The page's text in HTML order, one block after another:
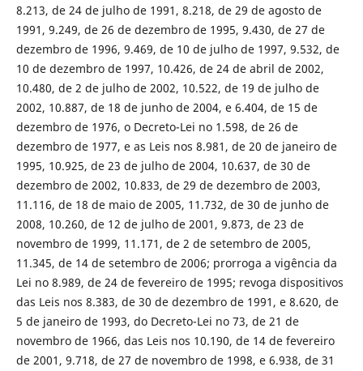
8.213, de 24 de julho de 1991, 8.218, de 29 de agosto de
1991, 9.249, de 26 de dezembro de 1995, 9.430, de 27 de
dezembro de 1996, 9.469, de 10 de julho de 1997, 9.532, de
10 de dezembro de 1997, 10.426, de 24 de abril de 2002,
10.480, de 2 de julho de 2002, 10.522, de 19 de julho de
2002, 10.887, de 18 de junho de 2004, e 6.404, de 15 de
dezembro de 1976, o Decreto-Lei no 1.598, de 26 de
dezembro de 1977, e as Leis nos 8.981, de 20 de janeiro de
1995, 10.925, de 23 de julho de 2004, 10.637, de 30 de
dezembro de 2002, 10.833, de 29 de dezembro de 2003,
11.116, de 18 de maio de 2005, 11.732, de 30 de junho de
2008, 10.260, de 12 de julho de 2001, 9.873, de 23 de
novembro de 1999, 11.171, de 2 de setembro de 2005,
11.345, de 14 de setembro de 2006; prorroga a vigência da
Lei no 8.989, de 24 de fevereiro de 1995; revoga dispositivos
das Leis nos 8.383, de 30 de dezembro de 1991, e 8.620, de
5 de janeiro de 1993, do Decreto-Lei no 73, de 21 de
novembro de 1966, das Leis nos 10.190, de 14 de fevereiro
de 2001, 9.718, de 27 de novembro de 1998, e 6.938, de 31